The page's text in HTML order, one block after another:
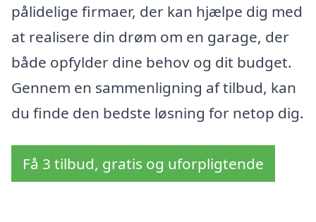
pålidelige firmaer, der kan hjælpe dig med
at realisere din drøm om en garage, der
både opfylder dine behov og dit budget.
Gennem en sammenligning af tilbud, kan
du finde den bedste løsning for netop dig.
Få 3 tilbud, gratis og uforpligtende